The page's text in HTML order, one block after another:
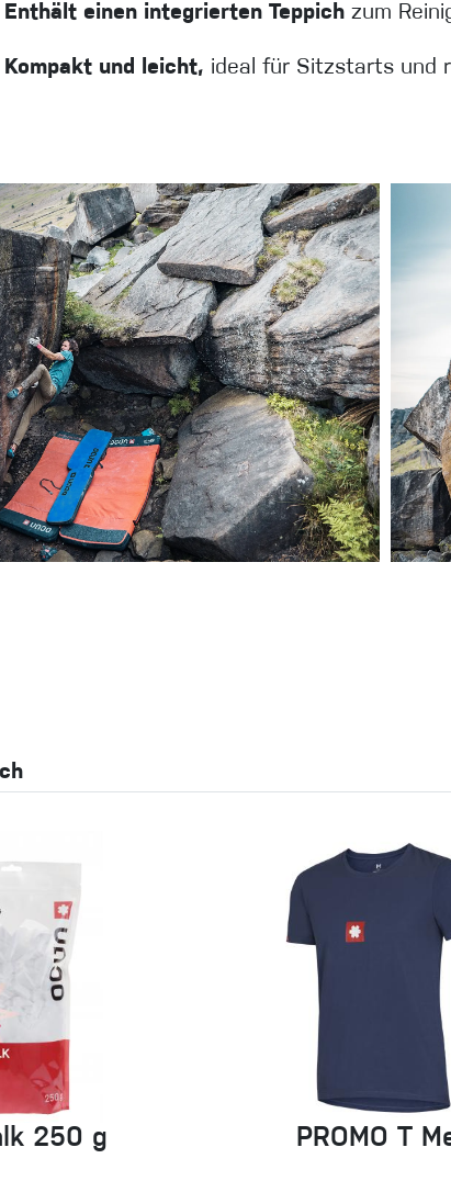
Enthält einen integrierten Teppich zum
Kompakt und leicht, ideal für Sitzstarts und
250 g PROMO T